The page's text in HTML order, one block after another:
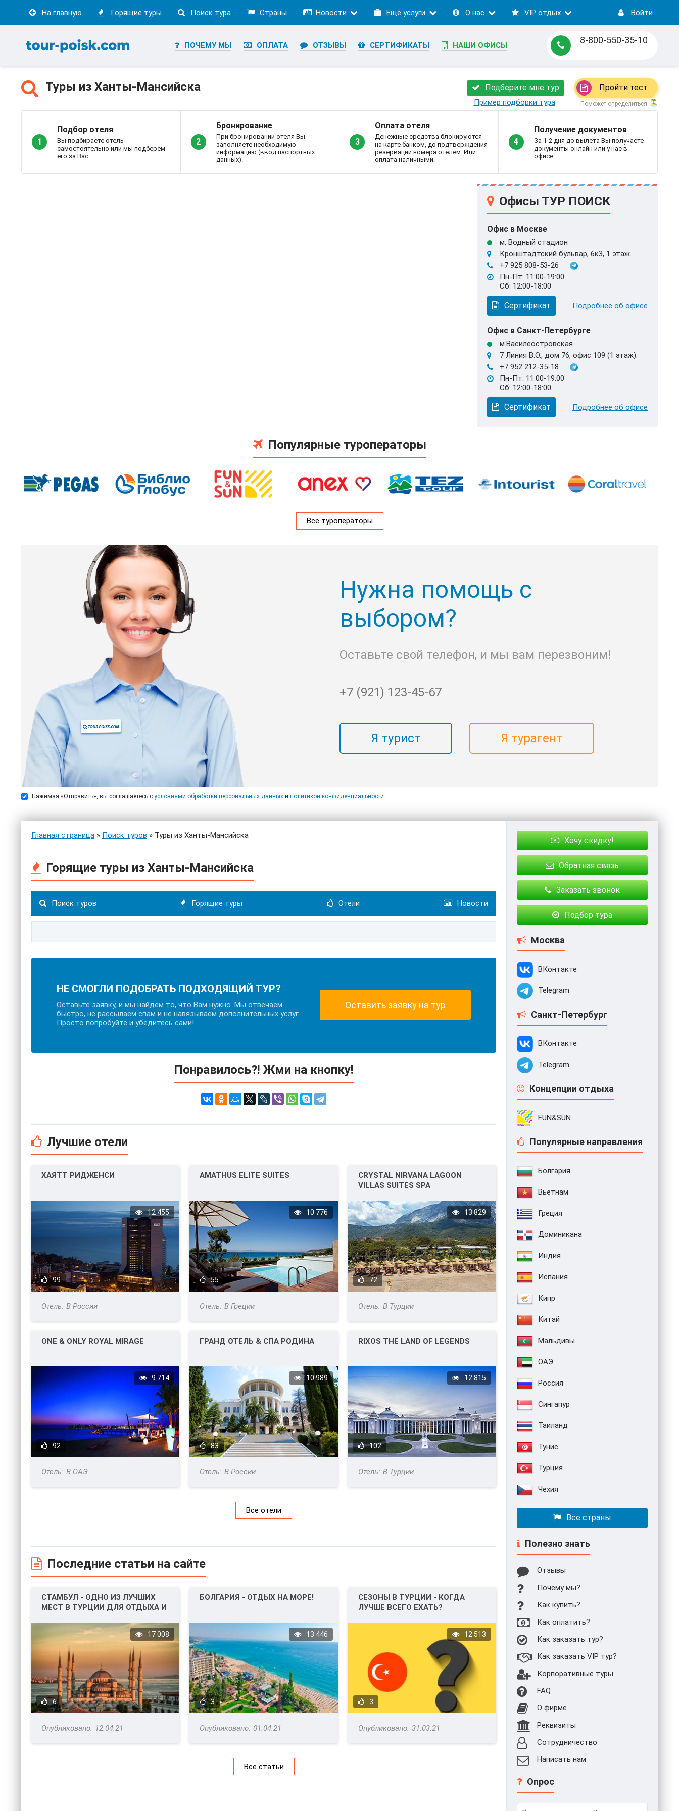
На главную Горящие туры Поиск тура Страны Новости Ещё услуги О нас VIP отдых Войти
ПОЧЕМУ МЫ ОПЛАТА ОТЗЫВЫ СЕРТИФИКАТЫ НАШИ ОФИСЫ 8-800-550-35-10
Туры из Ханты-Мансийска Подберите мне тур
Пример подборки тура
Пройти тест
Поможет определиться
1
Подбор отеля
Вы подбираете отель
самостоятельно или мы подберем
его за Вас.
2
Бронирование
При бронировании отеля Вы
заполняете необходимую
информацию (ввод паспортных
данных).
3
Оплата отеля
Денежные средства блокируются
на карте банком, до подтверждения
резервации номера отелем. Или
оплата наличными.
4
Получение документов
За 1-2 дня до вылета Вы получаете
документы онлайн или у нас в
офисе.
Офисы ТУР ПОИСК
Офис в Москве
м. Водный стадион
Кронштадтский бульвар, 6к3, 1 этаж.
+7 925 808-53-26
Пн-Пт: 11:00-19:00
Сб: 12:00-18:00
Сертификат Подробнее об офисе
Офис в Санкт-Петербурге
м.Василеостровская
7 Линия В.О., дом 76, офис 109 (1 этаж).
+7 952 212-35-18
Пн-Пт: 11:00-19:00
Сб: 12:00-18:00
Сертификат Подробнее об офисе
Популярные туроператоры
Все туроператоры
Нужна помощь с
выбором?
Оставьте свой телефон, и мы вам перезвоним!
Я турист Я турагент
Нажимая «Отправить», вы соглашаетесь с условиями обработки персональных данных и политикой конфиденциальности.
Главная страница » Поиск туров » Туры из Ханты-Мансийска
Горящие туры из Ханты-Мансийска
Поиск туров Горящие туры Отели Новости
НЕ СМОГЛИ ПОДОБРАТЬ ПОДХОДЯЩИЙ ТУР?
Оставьте заявку, и мы найдем то, что Вам нужно. Мы отвечаем
быстро, не рассылаем спам и не навязываем дополнительных услуг.
Просто попробуйте и убедитесь сами!
Оставить заявку на тур
Понравилось?! Жми на кнопку!
Лучшие отели
ХАЯТТ РИДЖЕНСИ
99
12 455
В России
AMATHUS ELITE SUITES
55
10 776
В Греции
CRYSTAL NIRVANA LAGOON
VILLAS SUITES SPA
72
13 829
В Турции
ONE & ONLY ROYAL MIRAGE
92
9 714
В ОАЭ
ГРАНД ОТЕЛЬ & СПА РОДИНА
83
10 989
В России
RIXOS THE LAND OF LEGENDS
102
12 815
В Турции
Все отели
Последние статьи на сайте
СТАМБУЛ - ОДНО ИЗ ЛУЧШИХ
МЕСТ В ТУРЦИИ ДЛЯ ОТДЫХА И
6
17 008
12.04.21
БОЛГАРИЯ - ОТДЫХ НА МОРЕ!
3
13 446
01.04.21
СЕЗОНЫ В ТУРЦИИ - КОГДА
ЛУЧШЕ ВСЕГО ЕХАТЬ?
3
12 513
31.03.21
Все статьи
Хочу скидку!
Обратная связь
Заказать звонок
Подбор тура
Москва
ВКонтакте
Telegram
Санкт-Петербург
ВКонтакте
Telegram
Концепции отдыха
FUN&SUN
Популярные направления
Болгария
Вьетнам
Греция
Доминикана
Индия
Испания
Кипр
Китай
Мальдивы
ОАЭ
Россия
Сингапур
Таиланд
Тунис
Турция
Чехия
Все страны
Полезно знать
Отзывы
Почему мы?
Как купить?
Как оплатить?
Как заказать тур?
Как заказать VIP тур?
Корпоративные туры
FAQ
О фирме
Реквизиты
Сотрудничество
Написать нам
Опрос